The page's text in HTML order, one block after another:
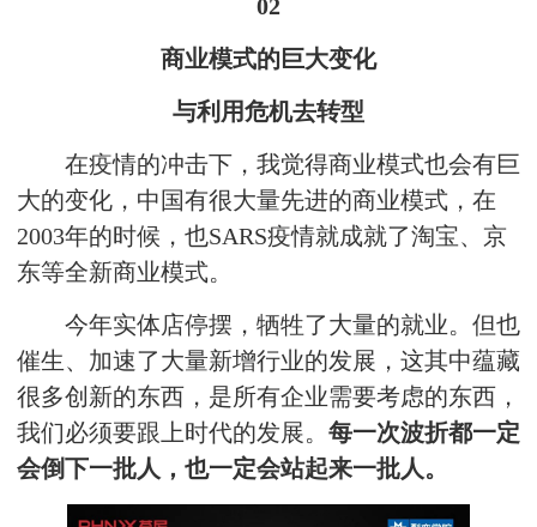
02
商业模式的巨大变化
与利用危机去转型
在疫情的冲击下，我觉得商业模式也会有巨
大的变化，中国有很大量先进的商业模式，在
2003年的时候，也SARS疫情就成就了淘宝、京
东等全新商业模式。
今年实体店停摆，牺牲了大量的就业。但也
催生、加速了大量新增行业的发展，这其中蕴藏
很多创新的东西，是所有企业需要考虑的东西，
我们必须要跟上时代的发展。 每一次波折都一定
会倒下一批人，也一定会站起来一批人。